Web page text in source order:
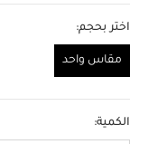
اختر بحجم:
مقاس واحد
الكمية: